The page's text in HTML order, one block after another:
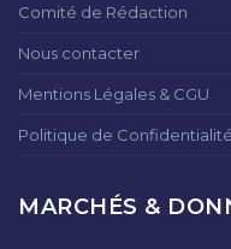
Comité de Rédaction
Nous contacter
Mentions Légales & CGU
Politique de Confidentialité
MARCHÉS &